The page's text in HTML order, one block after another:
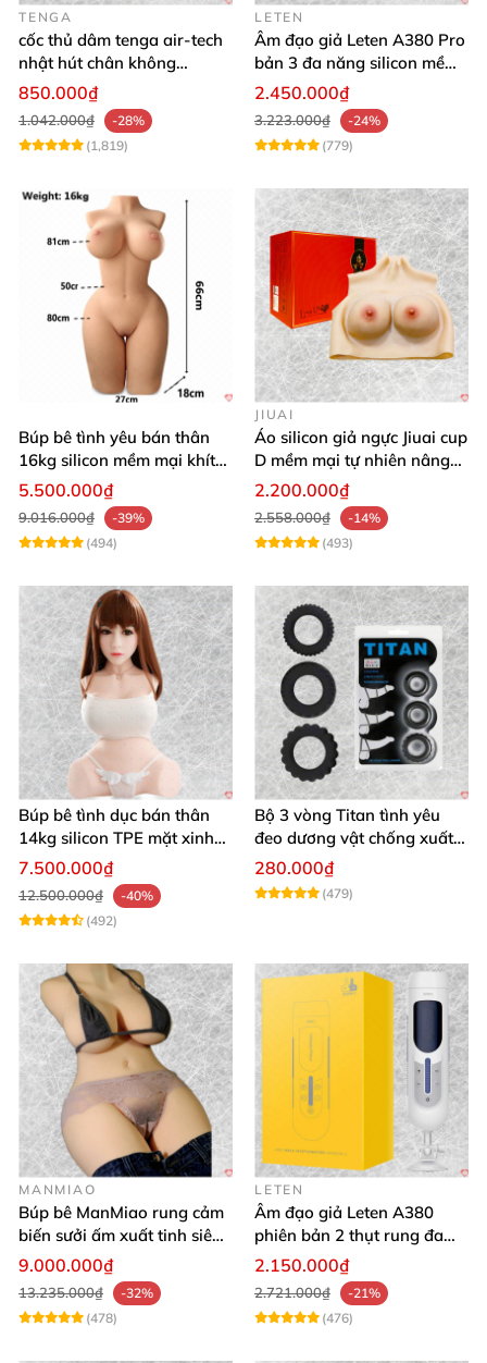
TENGA
cốc thủ dâm tenga air-tech
nhật hút chân không
silicone cao cấp nam
850.000₫
1.042.000₫
-28%
(1,819)
LETEN
Âm đạo giả Leten A380 Pro
bản 3 đa năng silicon mềm
mại
2.450.000₫
3.223.000₫
-24%
(779)
Búp bê tình yêu bán thân
16kg silicon mềm mại khít
hồng
5.500.000₫
9.016.000₫
-39%
(494)
JIUAI
Áo silicon giả ngực Jiuai cup
D mềm mại tự nhiên nâng
ngực
2.200.000₫
2.558.000₫
-14%
(493)
Búp bê tình dục bán thân
14kg silicon TPE mặt xinh
trắng hồng
7.500.000₫
12.500.000₫
-40%
(492)
Bộ 3 vòng Titan tình yêu
đeo dương vật chống xuất
tinh sớm chất liệu silicon y
tế
280.000₫
(479)
MANMIAO
Búp bê ManMiao rung cảm
biến sưởi ấm xuất tinh siêu
thực trải nghiệm
9.000.000₫
13.235.000₫
-32%
(478)
LETEN
Âm đạo giả Leten A380
phiên bản 2 thụt rung đa
chế độ, siêu mềm
2.150.000₫
2.721.000₫
-21%
(476)